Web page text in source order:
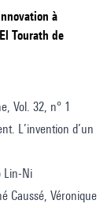
à
Tourath de
Vol. 32, n° 1
L’invention d’un
Lin-Ni
Caussé, Véronique